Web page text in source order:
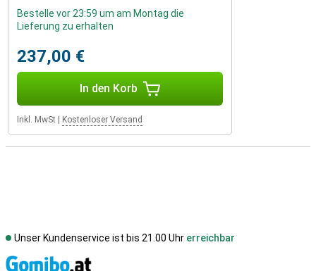
Bestelle vor 23:59 um am Montag die
Lieferung zu erhalten
237,00 €
In den Korb
Inkl. MwSt Kostenloser Versand
Unser Kundenservice ist bis 21.00 Uhr erreichbar